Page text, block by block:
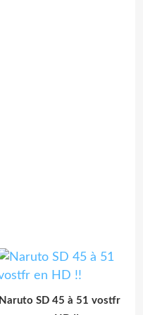
Naruto SD 45 à 51 vostfr